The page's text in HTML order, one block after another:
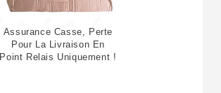
Assurance Casse, Perte
Pour La Livraison En
Point Relais Uniquement !